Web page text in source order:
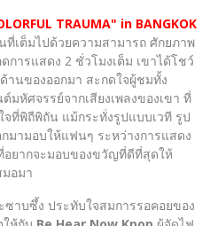
TRAUMA" in BANGKOK
เต็มไปด้วยความสามารถ ศักยภาพ
การแสดง 2 ชั่วโมงเต็ม เขาได้โชว์
านของออกมา สะกดใจผู้ชมทั้ง
มหัศจรรย์จากเสียงเพลงของเขา ที่
จที่พิถีพิถัน แม้กระทั่งรูปแบบเวที รูป
มามอบให้แฟนๆ ระหว่างการแสดง
อยากจะมอบของขวัญที่ดีที่สุดให้
อมา
บซึ้ง ประทับใจสมการรอคอยของ